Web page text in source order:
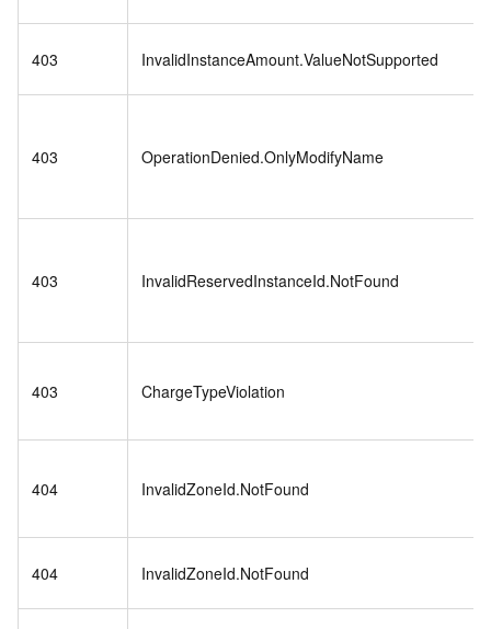
403 InvalidInstanceAmount.ValueNotSupported
403 OperationDenied.OnlyModifyName
403 InvalidReservedInstanceId.NotFound
403 ChargeTypeViolation
404 InvalidZoneId.NotFound
404 InvalidZoneId.NotFound